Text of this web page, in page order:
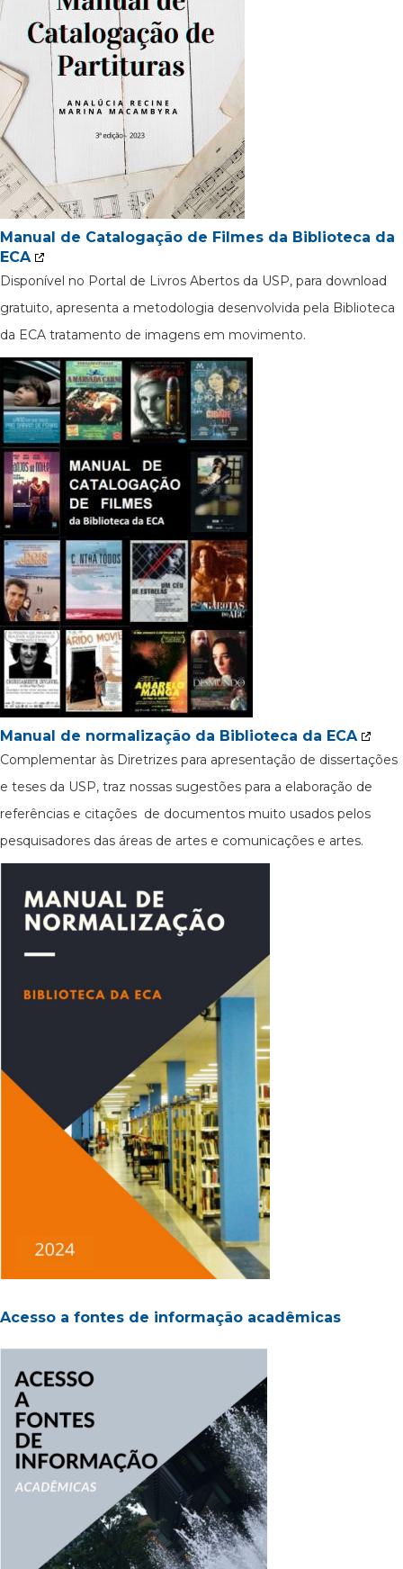
Manual de Catalogação de Filmes da Biblioteca da
ECA
Disponível no Portal de Livros Abertos da USP, para download
gratuito, apresenta a metodologia desenvolvida pela Biblioteca
da ECA tratamento de imagens em movimento.
Manual de normalização da Biblioteca da ECA
Complementar às Diretrizes para apresentação de dissertações
e teses da USP, traz nossas sugestões para a elaboração de
referências e citações de documentos muito usados pelos
pesquisadores das áreas de artes e comunicações e artes.
Acesso a fontes de informação acadêmicas